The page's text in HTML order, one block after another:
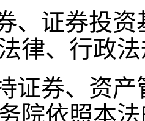
、证券投
律、行政
证券、资
院依照本